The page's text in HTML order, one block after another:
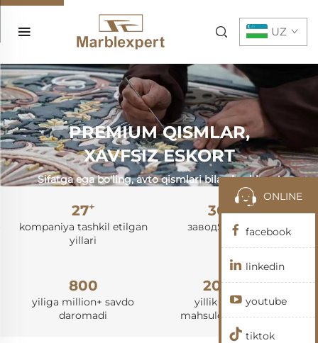
UZ
PREMIUM QISMLAR,
XAVFSIZ ESKORT
Sifatga ega bo'ling, avto qismlari bilan boshlang!
27+
kompaniya tashkil etilgan
yillari
30000
заводSKIй майдон
800
yiliga million+ savdo
daromadi
200000+
yillik chiqarilgan
mahsulotning kvadrat
metri
ONLINE
facebook
linkedin
youtube
tiktok